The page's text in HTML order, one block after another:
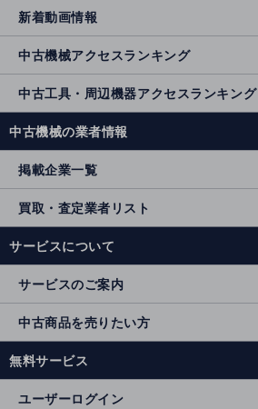
新着動画情報
中古機械アクセスランキング
中古工具・周辺機器アクセスランキング
中古機械の業者情報
掲載企業一覧
買取・査定業者リスト
サービスについて
サービスのご案内
中古商品を売りたい方
無料サービス
ユーザーログイン